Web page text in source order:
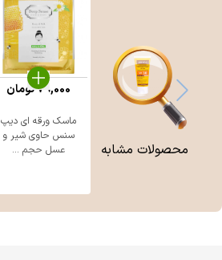
محصولات مشابه
ماسک ورقه ای دیپ
سنس حاوی شیر و
عسل حجم ...
79,000تومان